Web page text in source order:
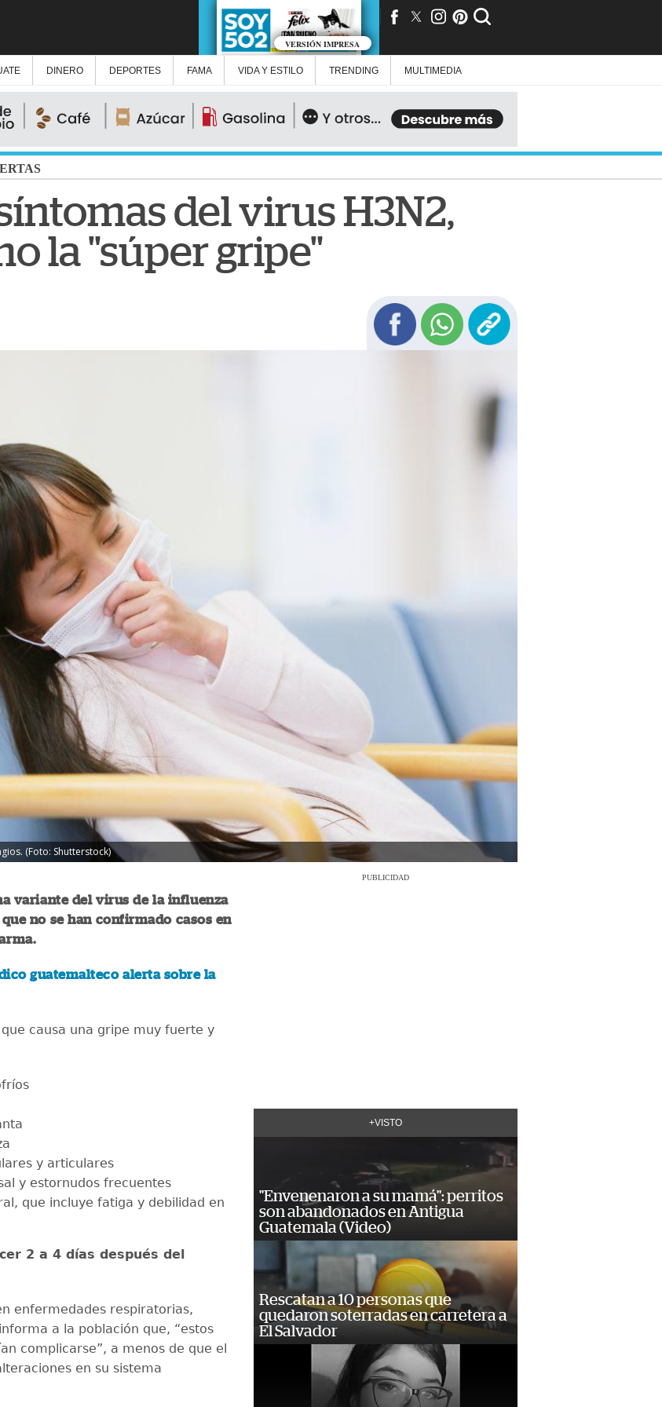
VERSIÓN IMPRESA
DINERO DEPORTES FAMA VIDA Y ESTILO TRENDING MULTIMEDIA
del virus H3N2,
la "súper gripe"
(Foto: Shutterstock)
variante del virus de la influenza
no se han confirmado casos en
guatemalteco alerta sobre la
que causa una gripe muy fuerte y
y articulares
y estornudos frecuentes
que incluye fatiga y debilidad en
2 a 4 días después del
enfermedades respiratorias,
a la población que, “estos
complicarse”, a menos de que el
en su sistema
PUBLICIDAD
+VISTO
"Envenenaron a su mamá": perritos
son abandonados en Antigua
Guatemala (Video)
Rescatan a 10 personas que
quedaron soterradas en carretera a
El Salvador